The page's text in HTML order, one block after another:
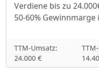
Verdiene bis zu
50-60% Gewinnmarge
TTM-Umsatz:
24.000 €